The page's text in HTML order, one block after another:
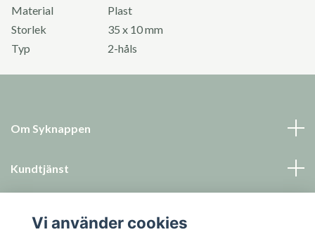
Material
Plast
Storlek
35 x 10 mm
Typ
2-håls
Om Syknappen
Kundtjänst
Vi använder cookies